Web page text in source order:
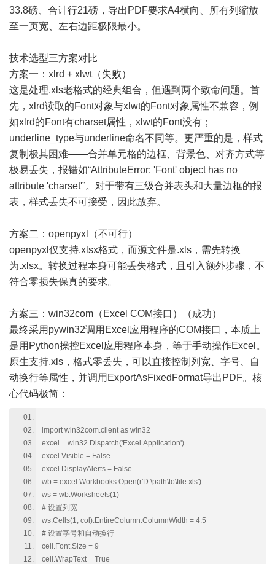
33.8磅、合计行21磅，导出PDF要求A4横向、所有列缩放
至一页宽、左右边距极限最小。
技术选型三方案对比
方案一：xlrd + xlwt（失败）
这是处理.xls老格式的经典组合，但遇到两个致命问题。首
先，xlrd读取的Font对象与xlwt的Font对象属性不兼容，例
如xlrd的Font有charset属性，xlwt的Font没有；
underline_type与underline命名不同等。更严重的是，样式
复制极其困难——合并单元格的边框、背景色、对齐方式等
极易丢失，报错如“AttributeError: 'Font' object has no
attribute 'charset'”。对于带有三级合并表头和大量边框的报
表，样式丢失不可接受，因此放弃。
方案二：openpyxl（不可行）
openpyxl仅支持.xlsx格式，而源文件是.xls，需先转换
为.xlsx。转换过程本身可能丢失格式，且引入额外步骤，不
符合零损失保真的要求。
方案三：win32com（Excel COM接口）（成功）
最终采用pywin32调用Excel应用程序的COM接口，本质上
是用Python操控Excel应用程序本身，等于手动操作Excel。
原生支持.xls，格式零丢失，可以直接控制列宽、字号、自
动换行等属性，并调用ExportAsFixedFormat导出PDF。核
心代码极简：
import win32com.client as win32
excel = win32.Dispatch('Excel.Application')
excel.Visible = False
excel.DisplayAlerts = False
wb = excel.Workbooks.Open(r'D:\path\to\file.xls')
ws = wb.Worksheets(1)
# 设置列宽
ws.Cells(1, col).EntireColumn.ColumnWidth = 4.5
# 设置字号和自动换行
cell.Font.Size = 9
cell.WrapText = True